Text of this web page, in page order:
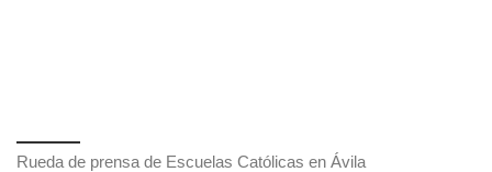
Rueda de prensa de Escuelas Católicas en Ávila